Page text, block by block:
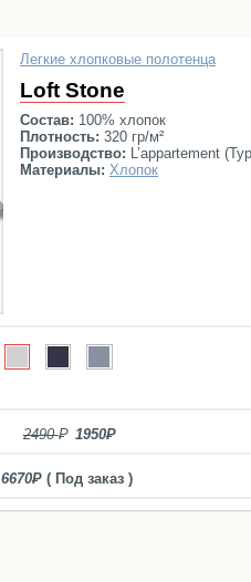
Легкие хлопковые полотенца
Loft Stone
Состав: 100% хлопок
Плотность: 320 гр/м²
Производство: L’appartement
Материалы: Хлопок
2490 1950
6670 ( Под заказ )